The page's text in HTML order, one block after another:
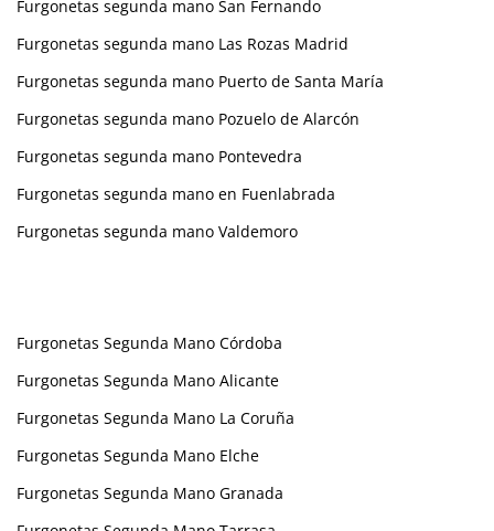
Furgonetas segunda mano San Fernando
Furgonetas segunda mano Las Rozas Madrid
Furgonetas segunda mano Puerto de Santa María
Furgonetas segunda mano Pozuelo de Alarcón
Furgonetas segunda mano Pontevedra
Furgonetas segunda mano en Fuenlabrada
Furgonetas segunda mano Valdemoro
Furgonetas Segunda Mano Córdoba
Furgonetas Segunda Mano Alicante
Furgonetas Segunda Mano La Coruña
Furgonetas Segunda Mano Elche
Furgonetas Segunda Mano Granada